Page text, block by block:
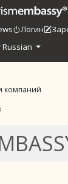
Логин
Russian
компаний